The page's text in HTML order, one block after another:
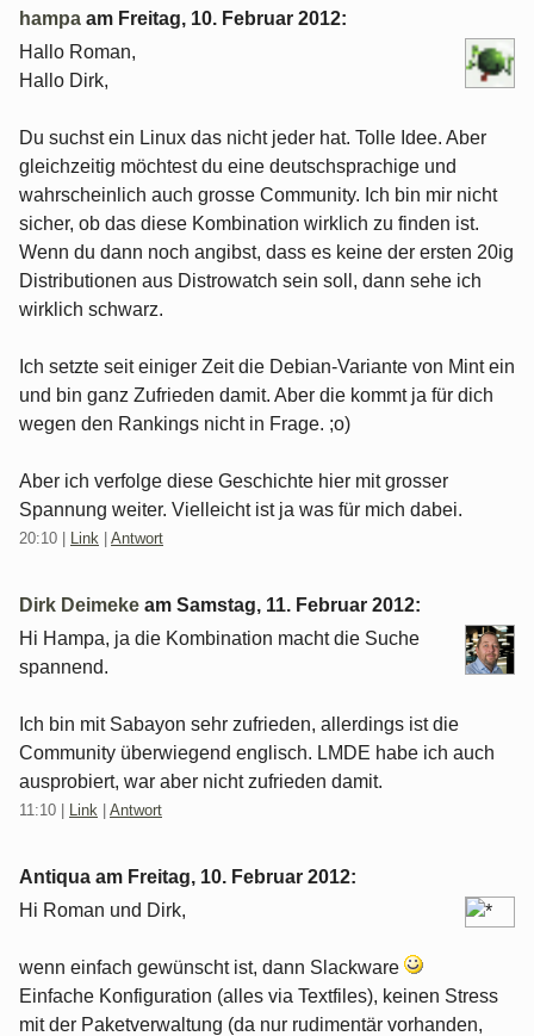
hampa am Freitag, 10. Februar 2012:
Hallo Roman,
Hallo Dirk,
Du suchst ein Linux das nicht jeder hat. Tolle Idee. Aber
gleichzeitig möchtest du eine deutschsprachige und
wahrscheinlich auch grosse Community. Ich bin mir nicht
sicher, ob das diese Kombination wirklich zu finden ist.
Wenn du dann noch angibst, dass es keine der ersten 20ig
Distributionen aus Distrowatch sein soll, dann sehe ich
wirklich schwarz.
Ich setzte seit einiger Zeit die Debian-Variante von Mint ein
und bin ganz Zufrieden damit. Aber die kommt ja für dich
wegen den Rankings nicht in Frage. ;o)
Aber ich verfolge diese Geschichte hier mit grosser
Spannung weiter. Vielleicht ist ja was für mich dabei.
20:10 Link Antwort
Dirk Deimeke am Samstag, 11. Februar 2012:
Hi Hampa, ja die Kombination macht die Suche
spannend.
Ich bin mit Sabayon sehr zufrieden, allerdings ist die
Community überwiegend englisch. LMDE habe ich auch
ausprobiert, war aber nicht zufrieden damit.
11:10 Link Antwort
Antiqua am Freitag, 10. Februar 2012:
Hi Roman und Dirk,
wenn einfach gewünscht ist, dann Slackware
Einfache Konfiguration (alles via Textfiles), keinen Stress
mit der Paketverwaltung (da nur rudimentär vorhanden,